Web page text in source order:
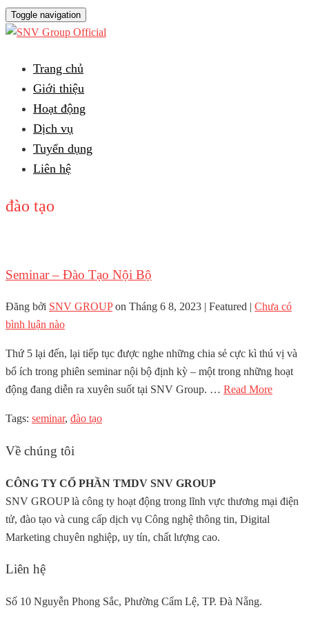
Toggle navigation
Trang chủ
Giới thiệu
Hoạt động
Dịch vụ
Tuyển dụng
Liên hệ
đào tạo
Seminar – Đào Tạo Nội Bộ
Đăng bởi SNV GROUP on Tháng 6 8, 2023 | Featured | Chưa có
bình luận nào
Thứ 5 lại đến, lại tiếp tục được nghe những chia sẻ cực kì thú vị và
bổ ích trong phiên seminar nội bộ định kỳ – một trong những hoạt
động đang diễn ra xuyên suốt tại SNV Group. … Read More
Tags: seminar, đào tạo
Về chúng tôi
CÔNG TY CỔ PHẦN TMDV SNV GROUP
SNV GROUP là công ty hoạt động trong lĩnh vực thương mại điện
tử, đào tạo và cung cấp dịch vụ Công nghệ thông tin, Digital
Marketing chuyên nghiệp, uy tín, chất lượng cao.
Liên hệ
Số 10 Nguyễn Phong Sắc, Phường Cẩm Lệ, TP. Đà Nẵng.